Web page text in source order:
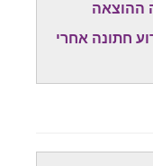
ההוצאה
חתונה אחרי